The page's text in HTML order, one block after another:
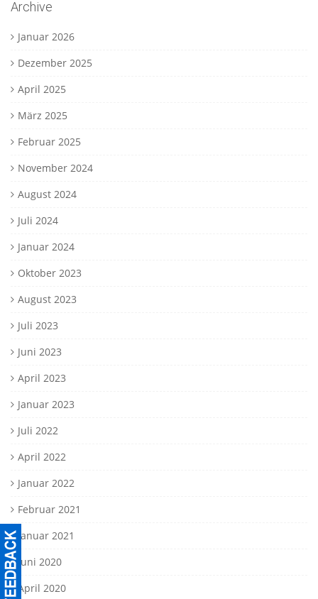
Archive
Januar 2026
Dezember 2025
April 2025
März 2025
Februar 2025
November 2024
August 2024
Juli 2024
Januar 2024
Oktober 2023
August 2023
Juli 2023
Juni 2023
April 2023
Januar 2023
Juli 2022
April 2022
Januar 2022
Februar 2021
Januar 2021
Juni 2020
April 2020